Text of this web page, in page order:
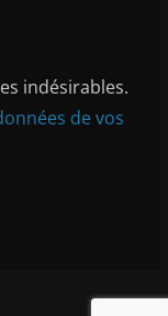
indésirables.
de vos